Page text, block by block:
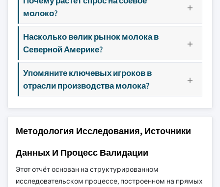
молоко?
Насколько велик рынок молока в
Северной Америке?
Упомяните ключевых игроков в
отрасли производства молока?
Методология Исследования, Источники
Данных И Процесс Валидации
Этот отчёт основан на структурированном
исследовательском процессе, построенном на прямых